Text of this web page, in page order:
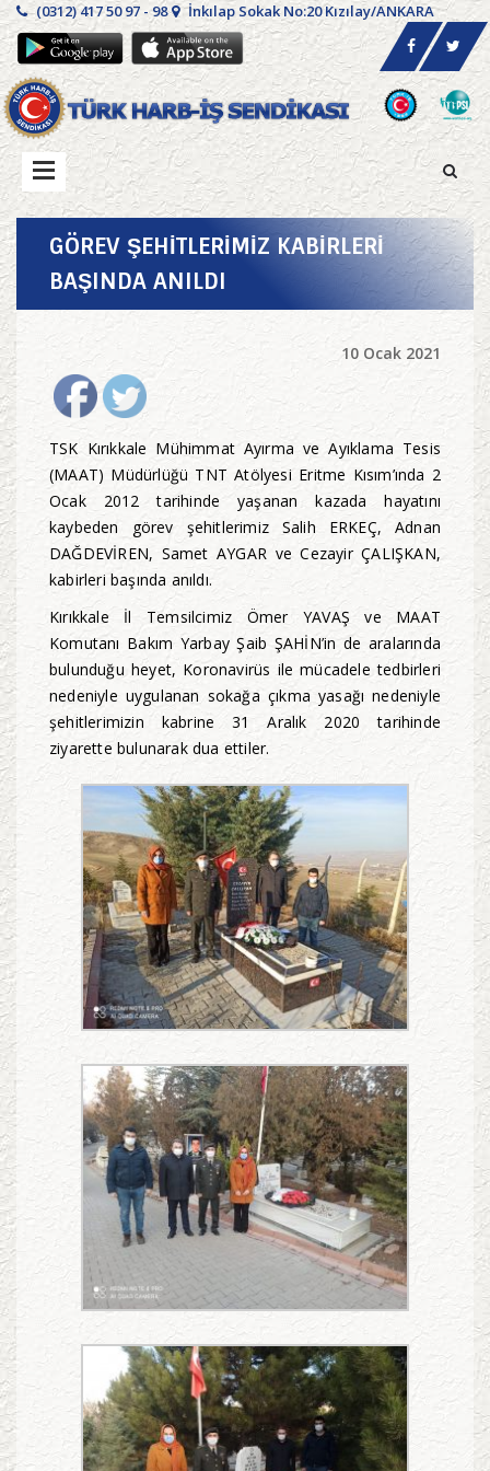
(0312) 417 50 97 - 98 İnkılap Sokak No:20 Kızılay/ANKARA
GÖREV ŞEHİTLERİMİZ KABİRLERİ
BAŞINDA ANILDI
10 Ocak 2021
TSK Kırıkkale Mühimmat Ayırma ve Ayıklama Tesis
(MAAT) Müdürlüğü TNT Atölyesi Eritme Kısım’ında 2
Ocak 2012 tarihinde yaşanan kazada hayatını
kaybeden görev şehitlerimiz Salih ERKEÇ, Adnan
DAĞDEVİREN, Samet AYGAR ve Cezayir ÇALIŞKAN,
kabirleri başında anıldı.
Kırıkkale İl Temsilcimiz Ömer YAVAŞ ve MAAT
Komutanı Bakım Yarbay Şaib ŞAHİN’in de aralarında
bulunduğu heyet, Koronavirüs ile mücadele tedbirleri
nedeniyle uygulanan sokağa çıkma yasağı nedeniyle
şehitlerimizin kabrine 31 Aralık 2020 tarihinde
ziyarette bulunarak dua ettiler.